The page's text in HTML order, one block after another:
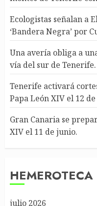
Ecologistas señalan a
‘Bandera Negra’ por
Una avería obliga a
vía del sur de Tenerife.
Tenerife activará
Papa León XIV el 12
Gran Canaria se
XIV el 11 de junio.
HEMEROTECA
julio 2026